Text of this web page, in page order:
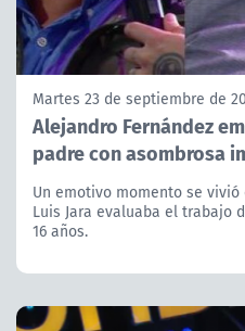
Martes 23 de septiembre de
Alejandro Fernández
padre con asombrosa
Un emotivo momento se
Luis Jara evaluaba el trabajo
16 años.